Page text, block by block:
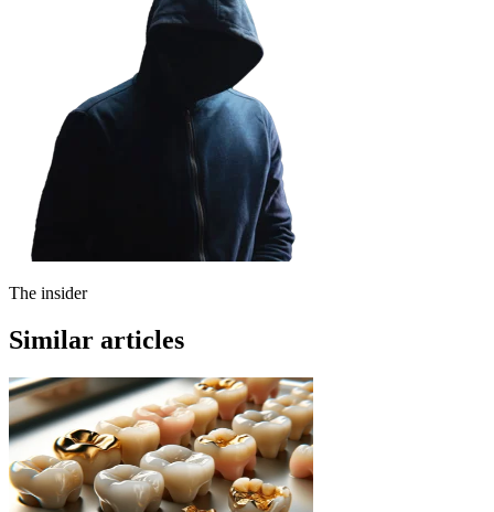
The insider
Similar articles